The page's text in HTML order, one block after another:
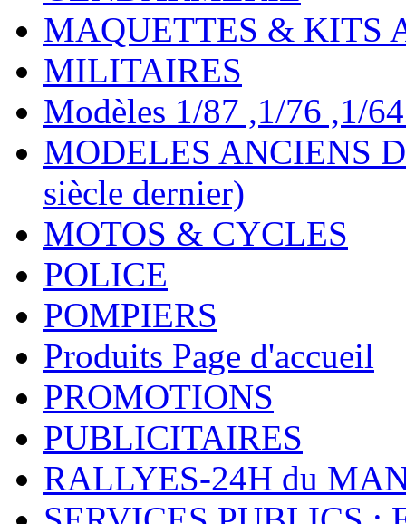
MAQUETTES & KITS
MILITAIRES
Modèles 1/87 ,1/76 ,1/
MODELES ANCIENS
siècle dernier)
MOTOS & CYCLES
POLICE
POMPIERS
Produits Page d'accueil
PROMOTIONS
PUBLICITAIRES
RALLYES-24H du